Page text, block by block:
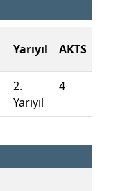
Yarıyıl AKTS
2.
Yarıyıl
4